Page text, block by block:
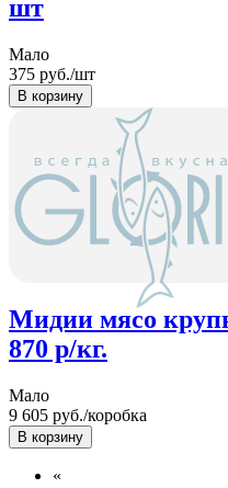
шт
Мало
375 руб./шт
Мидии мясо
870 р/кг.
Мало
9 605 руб./коробка
«